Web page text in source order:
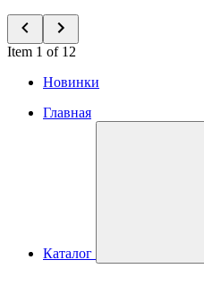
Item 1 of 12
Новинки
Главная
Каталог